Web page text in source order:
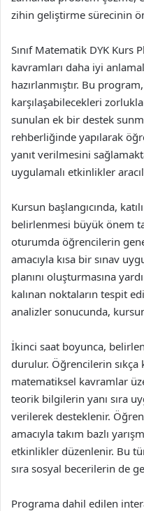
zihin geliştirme sürecinin
Sınıf Matematik DYK Kurs
kavramları daha iyi
hazırlanmıştır. Bu
karşılaşabilecekleri
sunulan ek bir destek
rehberliğinde yapılarak
yanıt verilmesini
uygulamalı etkinlikler
Kursun başlangıcında,
belirlenmesi büyük önem
oturumda öğrencilerin
amacıyla kısa bir sınav
planını oluşturmasına
kalınan noktaların tespit
analizler sonucunda,
İkinci saat boyunca,
durulur. Öğrencilerin sıkça
matematiksel kavramlar
teorik bilgilerin yanı sıra
verilerek desteklenir.
amacıyla takım bazlı
etkinlikler düzenlenir. Bu
sıra sosyal becerilerin de
Programa dahil edilen